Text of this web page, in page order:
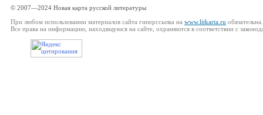
© 2007—2024 Новая карта русской литературы
При любом использовании материалов сайта гиперссылка на www.litkarta.ru обязательна.
Все права на информацию, находящуюся на сайте, охраняются в соответствии с